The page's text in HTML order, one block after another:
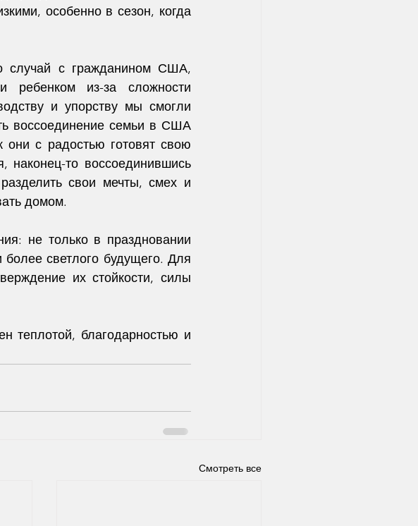
особенно в сезон, когда
случай с гражданином США,
из-за сложности
и упорству мы смогли
воссоединение семьи в США
с радостью готовят свою
наконец-то воссоединившись
свои мечты, смех и
домом.
не только в праздновании
более светлого будущего. Для
их стойкости, силы
теплотой, благодарностью и
Смотреть все